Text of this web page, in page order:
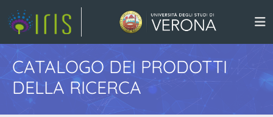
CATALOGO DEI PRODOTTI
DELLA RICERCA